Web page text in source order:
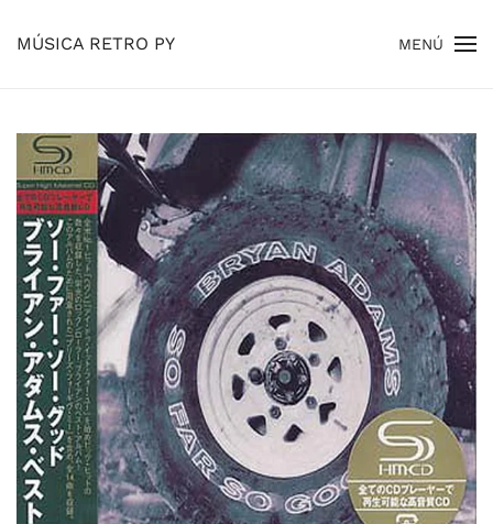
MÚSICA RETRO PY MENÚ